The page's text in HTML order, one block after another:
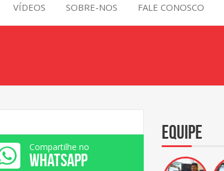
VÍDEOS SOBRE-NOS FALE CONOSCO
Compartilhe no
WHATSAPP
Equipe